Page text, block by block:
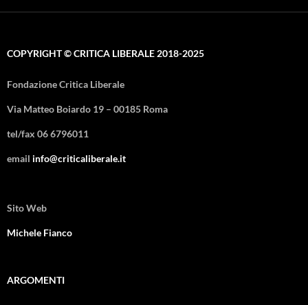
COPYRIGHT © CRITICA LIBERALE 2018-2025
Fondazione Critica Liberale
Via Matteo Boiardo 19 – 00185 Roma
tel/fax 06 6796011
email info@criticaliberale.it
Sito Web
Michele Fianco
ARGOMENTI